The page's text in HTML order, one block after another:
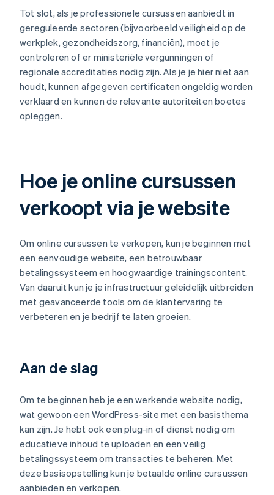
Tot slot, als je professionele cursussen aanbiedt in
gereguleerde sectoren (bijvoorbeeld veiligheid op de
werkplek, gezondheidszorg, financiën), moet je
controleren of er ministeriële vergunningen of
regionale accreditaties nodig zijn. Als je je hier niet aan
houdt, kunnen afgegeven certificaten ongeldig worden
verklaard en kunnen de relevante autoriteiten boetes
opleggen.
Hoe je online cursussen
verkoopt via je website
Om online cursussen te verkopen, kun je beginnen met
een eenvoudige website, een betrouwbaar
betalingssysteem en hoogwaardige trainingscontent.
Van daaruit kun je je infrastructuur geleidelijk uitbreiden
met geavanceerde tools om de klantervaring te
verbeteren en je bedrijf te laten groeien.
Aan de slag
Om te beginnen heb je een werkende website nodig,
wat gewoon een WordPress-site met een basisthema
kan zijn. Je hebt ook een plug-in of dienst nodig om
educatieve inhoud te uploaden en een veilig
betalingssysteem om transacties te beheren. Met
deze basisopstelling kun je betaalde online cursussen
aanbieden en verkopen.